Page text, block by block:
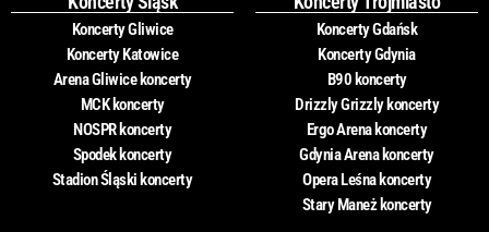
Koncerty Gliwice
Koncerty Katowice
Arena Gliwice koncerty
MCK koncerty
NOSPR koncerty
Spodek koncerty
Stadion Śląski koncerty
Koncerty Gdańsk
Koncerty Gdynia
B90 koncerty
Drizzly Grizzly koncerty
Ergo Arena koncerty
Gdynia Arena koncerty
Opera Leśna koncerty
Stary Maneż koncerty